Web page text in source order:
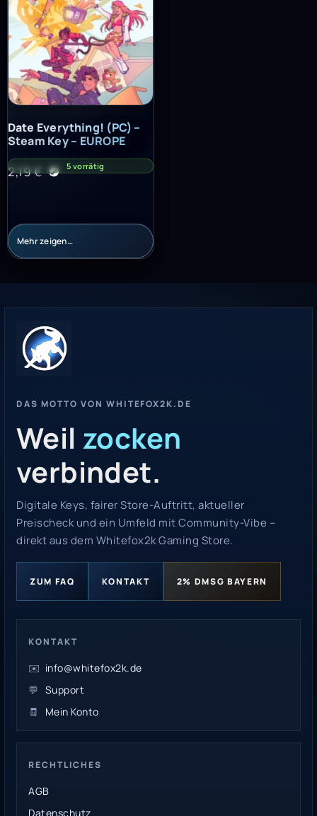
Date Everything! (PC) – Steam Key – EUROPE
Date Everything! (PC) –
Steam Key – EUROPE
2,19€ 5 vorrätig
Mehr zeigen…
DAS MOTTO VON WHITEFOX2K.DE
Weil zocken
verbindet.
Digitale Keys, fairer Store-Auftritt, aktueller
Preischeck und ein Umfeld mit Community-Vibe –
direkt aus dem Whitefox2k Gaming Store.
ZUM FAQ KONTAKT 2% DMSG BAYERN
KONTAKT
✉️ info@whitefox2k.de
💬 Support
🧾
Mein Konto
RECHTLICHES
AGB
Datenschutz